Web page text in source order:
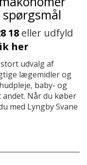
18eller udfyld
her
udvalg af
lægemidler og
baby- og
Når du køber
med Lyngby Svane